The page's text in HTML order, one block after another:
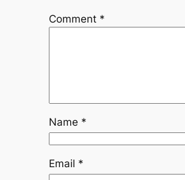
Comment *
Name *
Email *